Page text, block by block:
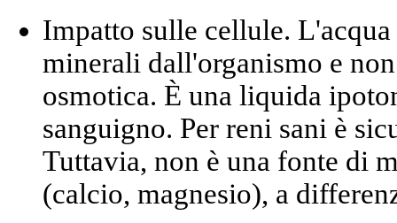
Impatto sulle cellule.
minerali dall'organismo e
osmotica. È una liquida
sanguigno. Per reni sani è
Tuttavia, non è una fonte di
(calcio, magnesio), a